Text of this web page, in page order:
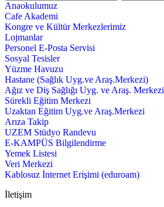
Anaokulumuz
Cafe Akademi
Kongre ve Kültür Merkezlerimiz
Lojmanlar
Personel E-Posta Servisi
Sosyal Tesisler
Yüzme Havuzu
Hastane (Sağlık Uyg.ve Araş.Merkezi)
Ağız ve Diş Sağlığı Uyg. ve Araş. Merkezi
Sürekli Eğitim Merkezi
Uzaktan Eğitim Uyg.ve Araş.Merkezi
Arıza Takip
UZEM Stüdyo Randevu
E-KAMPÜS Bilgilendirme
Yemek Listesi
Veri Merkezi
Kablosuz İnternet Erişimi (eduroam)
İletişim